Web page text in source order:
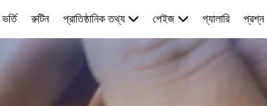
ভর্তি রুটিন প্রাতিষ্ঠানিক তথ্য পেইজ গ্যালারি প্রশ্ন